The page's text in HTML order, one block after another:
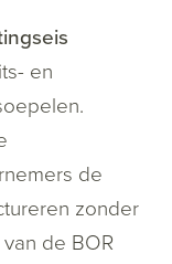
en
de
zonder
de BOR